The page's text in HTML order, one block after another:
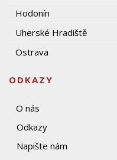
Hodonín
Uherské Hradiště
Ostrava
ODKAZY
O nás
Odkazy
Napište nám